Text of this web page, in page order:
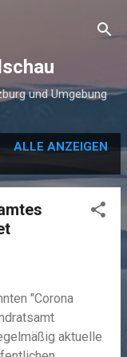
und Umgebung
ALLE ANZEIGEN
"Corona
aktuelle